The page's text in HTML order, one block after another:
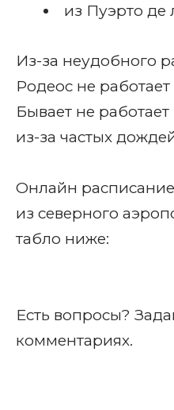
из Пуэрто де
Из-за неудобного
Родеос не
Бывает не
из-за частых
Онлайн
из северного
табло ниже:
Есть вопросы?
комментариях.